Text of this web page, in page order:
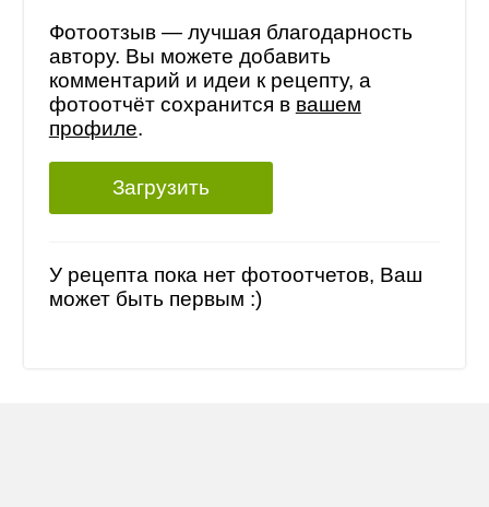
Фотоотзыв — лучшая благодарность
автору. Вы можете добавить
комментарий и идеи к рецепту, а
фотоотчёт сохранится в вашем
профиле.
Загрузить
У рецепта пока нет фотоотчетов, Ваш
может быть первым :)